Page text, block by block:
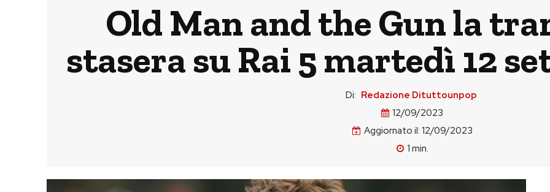
Old Man and the Gun la
stasera su Rai 5 martedì 12
Di: Redazione Dituttounpop
12/09/2023
Aggiornato il: 12/09/2023
1 min.